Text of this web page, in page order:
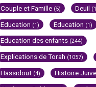
Couple et Famille (5) Deuil
Education (1) Education (1)
Education des enfants (244)
Explications de Torah (1057)
Hassidout (4) Histoire Juive